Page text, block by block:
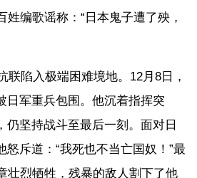
姓编歌谣称：“日本鬼子遭了殃，
联陷入极端困难境地。12月8日，
日军重兵包围。他沉着指挥突
仍坚持战斗至最后一刻。面对日
斥道：“我死也不当亡国奴！”最
壮烈牺牲，残暴的敌人割下了他